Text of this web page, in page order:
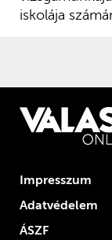
iskolája
Impresszum
Adatvédelem
ÁSZF